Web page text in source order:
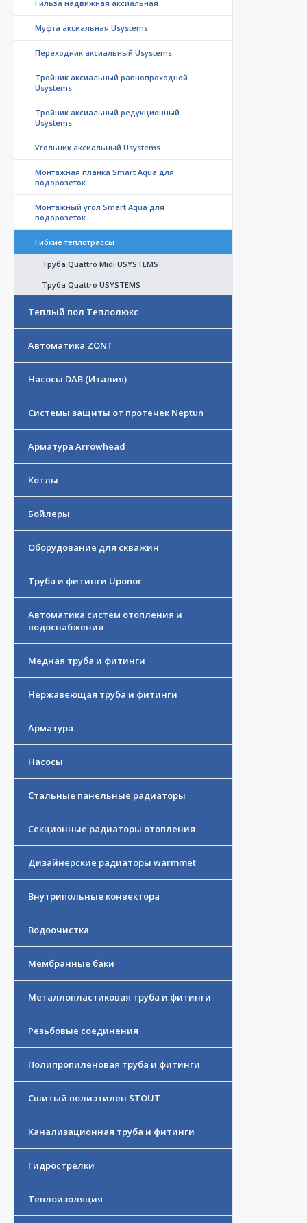
Гильза надвижная аксиальная
Муфта аксиальная Usystems
Переходник аксиальный Usystems
Тройник аксиальный равнопроходной
Usystems
Тройник аксиальный редукционный
Usystems
Угольник аксиальный Usystems
Монтажная планка Smart Aqua для
водорозеток
Монтажный угол Smart Aqua для
водорозеток
Гибкие теплотрассы
Труба Quattro Midi USYSTEMS
Труба Quattro USYSTEMS
Теплый пол Теплолюкс
Автоматика ZONT
Насосы DAB (Италия)
Системы защиты от протечек Neptun
Арматура Arrowhead
Котлы
Бойлеры
Оборудование для скважин
Труба и фитинги Uponor
Автоматика систем отопления и
водоснабжения
Медная труба и фитинги
Нержавеющая труба и фитинги
Арматура
Насосы
Стальные панельные радиаторы
Секционные радиаторы отопления
Дизайнерские радиаторы warmmet
Внутрипольные конвектора
Водоочистка
Мембранные баки
Металлопластиковая труба и фитинги
Резьбовые соединения
Полипропиленовая труба и фитинги
Сшитый полиэтилен STOUT
Канализационная труба и фитинги
Гидрострелки
Теплоизоляция